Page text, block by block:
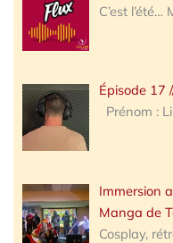
C’est l’été…
Épisode 17
Prénom :
Immersion
Manga de
Cosplay,